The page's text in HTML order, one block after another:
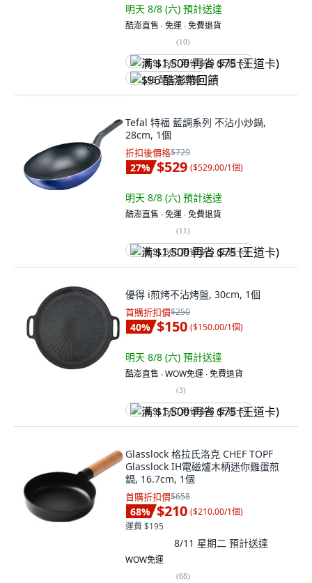
明天 8/8 (六) 預計送達
酷澎直售 ∙ 免運 ∙ 免費退貨
(10)
满 $1,500 再省 $75 (王道卡)
$96 酷澎幣回饋
Tefal 特福 藍調系列 不沾小炒鍋,
28cm, 1個
折扣後價格$729
27% $529 ($529.00/1個)
明天 8/8 (六) 預計送達
酷澎直售 ∙ 免運 ∙ 免費退貨
(11)
满 $1,500 再省 $75 (王道卡)
優得 i煎烤不沾烤盤, 30cm, 1個
首購折扣價$250
40% $150 ($150.00/1個)
明天 8/8 (六) 預計送達
酷澎直售 ∙ WOW免運 ∙ 免費退貨
(3)
满 $1,500 再省 $75 (王道卡)
Glasslock 格拉氏洛克 CHEF TOPF
Glasslock IH電磁爐木柄迷你雞蛋煎
鍋, 16.7cm, 1個
首購折扣價$658
68% $210 ($210.00/1個)
運費 $195
8/11 星期二 預計送達
WOW免運
(68)